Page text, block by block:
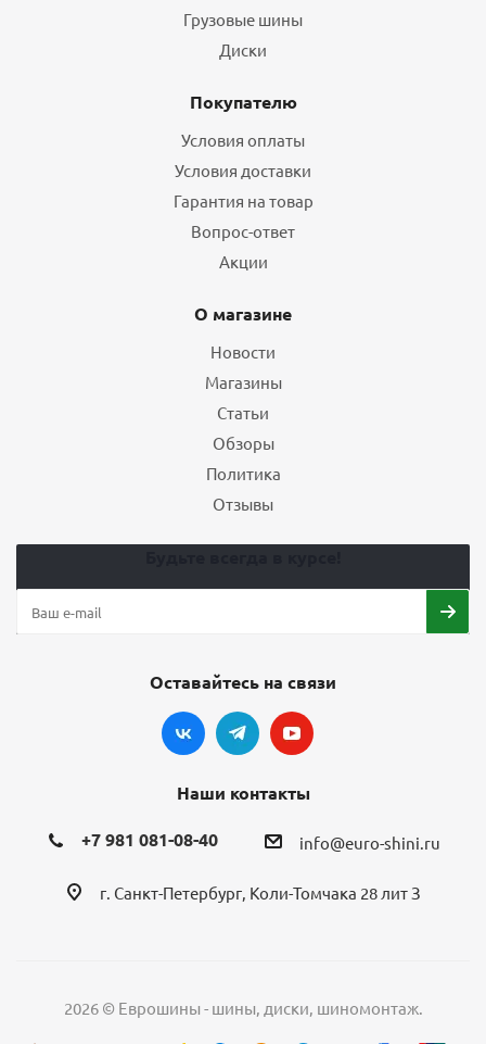
Грузовые шины
Диски
Покупателю
Условия оплаты
Условия доставки
Гарантия на товар
Вопрос-ответ
Акции
О магазине
Новости
Магазины
Статьи
Обзоры
Политика
Отзывы
Оставайтесь на связи
Наши контакты
+7 981 081-08-40 info@euro-shini.ru
г. Санкт-Петербург, Коли-Томчака 28 лит З
2026 © Еврошины - шины, диски, шиномонтаж.